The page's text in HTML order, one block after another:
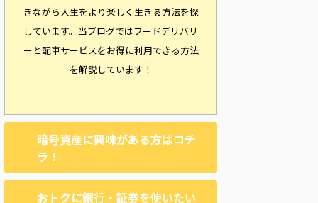
きながら人生をより楽しく生きる方法を探
しています。当ブログではフードデリバリ
ーと配車サービスをお得に利用できる方法
を解説しています！
暗号資産に興味がある方はコチ
ラ！
おトクに銀行・証券を使いたい